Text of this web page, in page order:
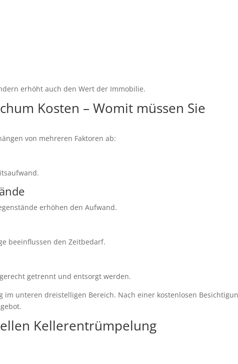
erhöht auch den Wert der Immobilie.
Kosten – Womit müssen Sie
von mehreren Faktoren ab:
erhöhen den Aufwand.
beeinflussen den Zeitbedarf.
getrennt und entsorgt werden.
unteren dreistelligen Bereich. Nach einer kostenlosen
Kellerentrümpelung